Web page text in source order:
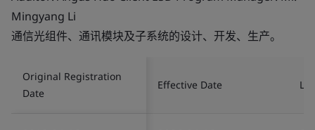
Mingyang Li
通信光组件、通讯模块及子系统的设计、开发、生产。
Original Registration
Date
Effective Date